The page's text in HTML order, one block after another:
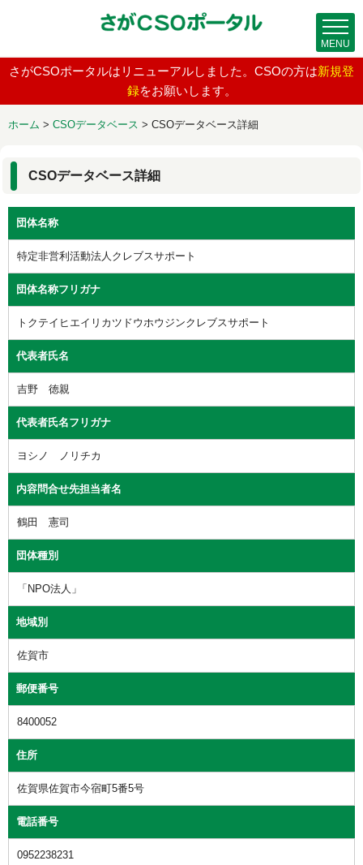
さがCSOポータルはリニューアルしました。CSOの方は新規登
録をお願いします。
ホーム > CSOデータベース > CSOデータベース詳細
CSOデータベース詳細
団体名称
特定非営利活動法人クレブスサポート
団体名称フリガナ
トクテイヒエイリカツドウホウジンクレブスサポート
代表者氏名
吉野 徳親
代表者氏名フリガナ
ヨシノ ノリチカ
内容問合せ先担当者名
鶴田 憲司
団体種別
「NPO法人」
地域別
佐賀市
郵便番号
8400052
住所
佐賀県佐賀市今宿町5番5号
電話番号
0952238231
MENU